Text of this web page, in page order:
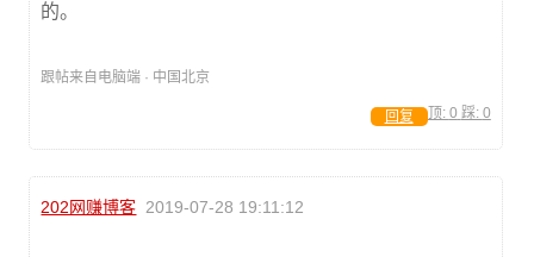
的。
跟帖来自电脑端 · 中国北京
顶: 0 踩: 0
回复
202网赚博客 2019-07-28 19:11:12